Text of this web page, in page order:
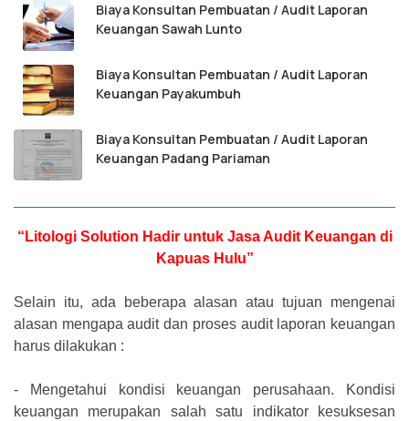
Biaya Konsultan Pembuatan / Audit Laporan
Keuangan Sawah Lunto
Biaya Konsultan Pembuatan / Audit Laporan
Keuangan Payakumbuh
Biaya Konsultan Pembuatan / Audit Laporan
Keuangan Padang Pariaman
“Litologi Solution Hadir untuk Jasa Audit Keuangan di
Kapuas Hulu”
Selain itu, ada beberapa alasan atau tujuan mengenai
alasan mengapa audit dan proses audit laporan keuangan
harus dilakukan :
-
Mengetahui kondisi keuangan perusahaan. Kondisi
keuangan merupakan salah satu indikator kesuksesan